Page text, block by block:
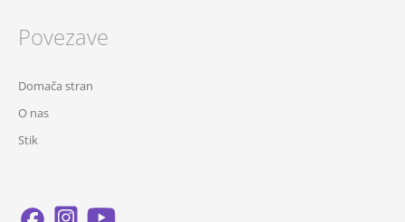
Povezave
Domača stran
O nas
Stik